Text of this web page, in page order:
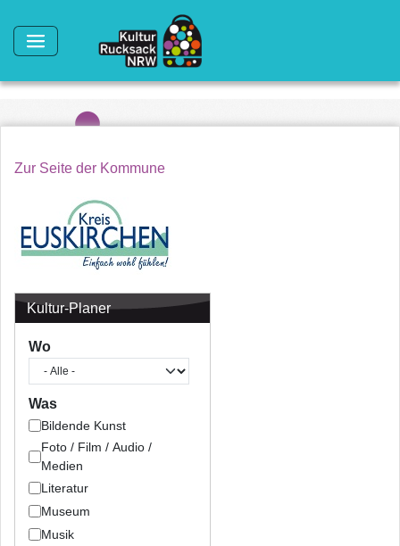
Zur Seite der Kommune
Kultur-Planer
Wo
Was
Bildende Kunst
Foto / Film / Audio /
Medien
Literatur
Museum
Musik